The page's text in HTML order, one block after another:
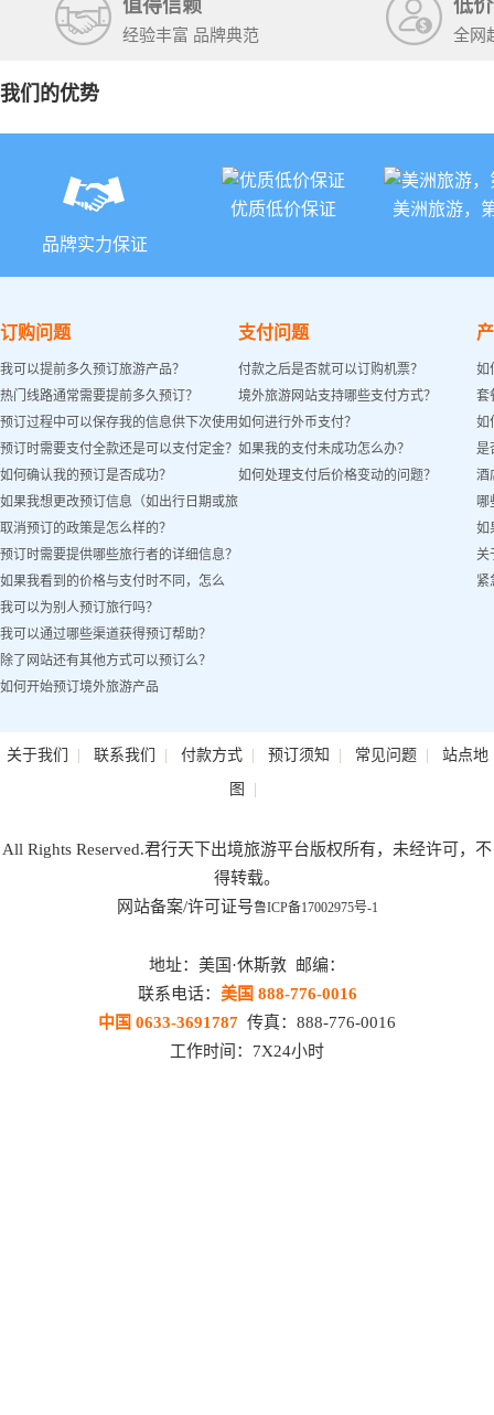
值得信赖
经验丰富 品牌典范
低
全网
我们的优势
品牌实力保证
优质低价保证 美洲旅游，
订购问题
我可以提前多久预订旅游产品？
热门线路通常需要提前多久预订？
预订过程中可以保存我的信息供下次使用
吗？
预订时需要支付全款还是可以支付定金？
如何确认我的预订是否成功？
如果我想更改预订信息（如出行日期或旅
客姓名）怎么办？
取消预订的政策是怎么样的？
预订时需要提供哪些旅行者的详细信息？
如果我看到的价格与支付时不同，怎么
办？
我可以为别人预订旅行吗？
我可以通过哪些渠道获得预订帮助？
除了网站还有其他方式可以预订么？
如何开始预订境外旅游产品
支付问题
付款之后是否就可以订购机票？
境外旅游网站支持哪些支付方式？
如何进行外币支付？
如果我的支付未成功怎么办？
如何处理支付后价格变动的问题？
如
套
如
是
酒
哪
如
关
紧
关于我们 | 联系我们 | 付款方式| 预订须知 | 常见问题| 站点地
图 |
All Rights Reserved.君行天下出境旅游平台版权所有，未经许可，不
得转载。
网站备案/许可证号鲁ICP备17002975号-1
地址：美国·休斯敦 邮编：
联系电话： 美国 888-776-0016
中国 0633-3691787 传真：888-776-0016
工作时间：7X24小时